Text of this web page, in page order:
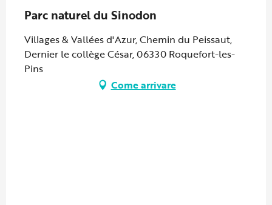
Parc naturel du Sinodon
Villages & Vallées d'Azur, Chemin du Peissaut,
Dernier le collège César, 06330 Roquefort-les-
Pins
Come arrivare